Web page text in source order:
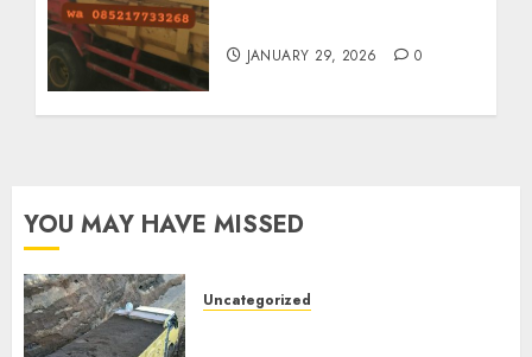
JANUARY 29, 2026 0
YOU MAY HAVE MISSED
Uncategorized